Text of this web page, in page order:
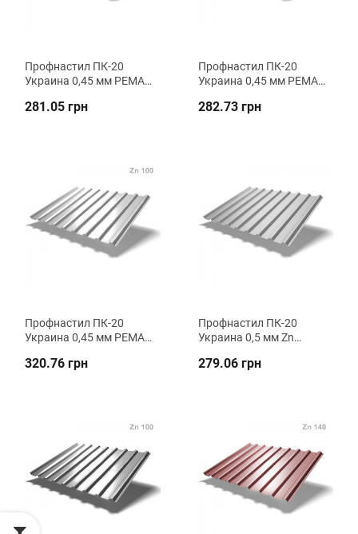
Профнастил ПК-20
Украина 0,45 мм РЕMA
Металика
281.05 грн
Профнастил ПК-20
Украина 0,45 мм РЕMA
Металика
282.73 грн
Профнастил ПК-20
Украина 0,45 мм РЕМА
кровельный ВК
320.76 грн
Профнастил ПК-20
Украина 0,5 мм Zn
Металика
279.06 грн